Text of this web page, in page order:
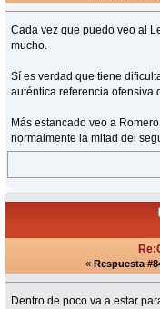
Cada vez que puedo veo al
mucho.
Sí es verdad que tiene
auténtica referencia ofensiva
Más estancado veo a
normalmente la mitad del
« Respuesta
Dentro de poco va a estar